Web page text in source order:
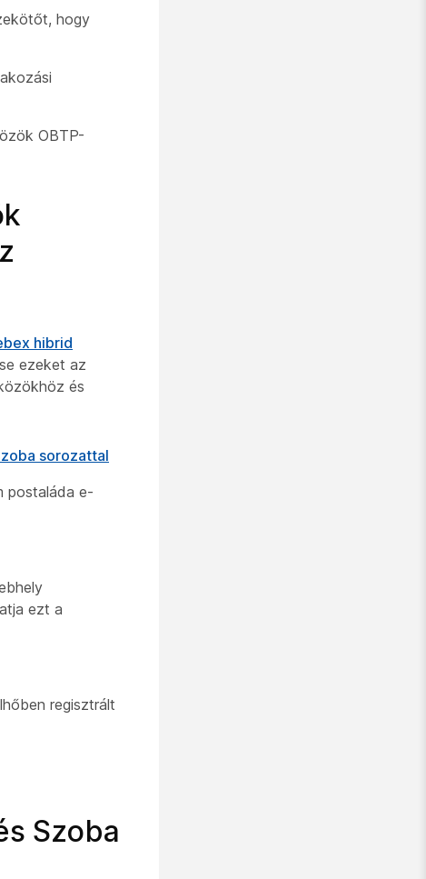
hogy
OBTP-
hibrid
ezeket az
és
sorozattal
postaláda e-
ezt a
regisztrált
Szoba